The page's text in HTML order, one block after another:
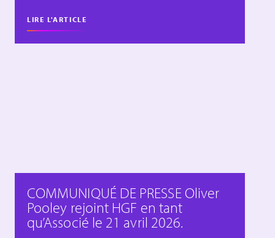
LIRE L'ARTICLE
COMMUNIQUÉ DE PRESSE Oliver
Pooley rejoint HGF en tant
qu’Associé le 21 avril 2026.